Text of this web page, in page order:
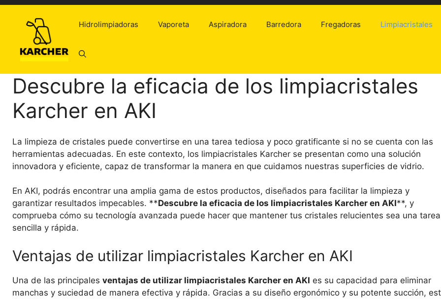
Saltar
contenido
Hidrolimpiadoras Vaporeta Aspiradora Barredora Fregadoras Limpiacristales
Descubre la eficacia de los limpiacristales
Karcher en AKI
La limpieza de cristales puede convertirse en una tarea tediosa y poco gratificante si no se cuenta con las
herramientas adecuadas. En este contexto, los limpiacristales Karcher se presentan como una solución
innovadora y eficiente, capaz de transformar la manera en que cuidamos nuestras superficies de vidrio.
En AKI, podrás encontrar una amplia gama de estos productos, diseñados para facilitar la limpieza y
garantizar resultados impecables. **Descubre la eficacia de los limpiacristales Karcher en AKI**, y
comprueba cómo su tecnología avanzada puede hacer que mantener tus cristales relucientes sea una tarea
sencilla y rápida.
Ventajas de utilizar limpiacristales Karcher en AKI
Una de las principales ventajas de utilizar limpiacristales Karcher en AKI es su capacidad para eliminar
manchas y suciedad de manera efectiva y rápida. Gracias a su diseño ergonómico y su potente succión,